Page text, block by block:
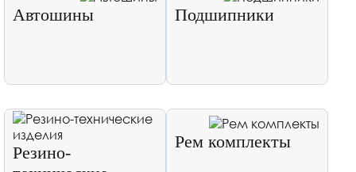
Автошины Подшипники
Резино-
Рем комплекты